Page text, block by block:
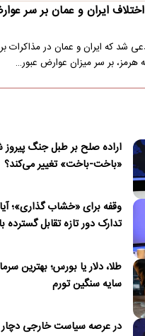
اختلاف ایران و عمان بر سر
شد که ایران و عمان در مذاکرات
هرمز، بر سر میزان عوارض عبور…
اراده صلح بر طبل جنگ
«باخت-باخت» تغییر می‌کند؟
وقفه برای «خشاب گذاری»؛
تدارک دور تازه تقابل گسترده
طلا، دلار یا بورس؛ بهترین
سایه سنگین تورم
در عرصه سیاست خارجی دچار